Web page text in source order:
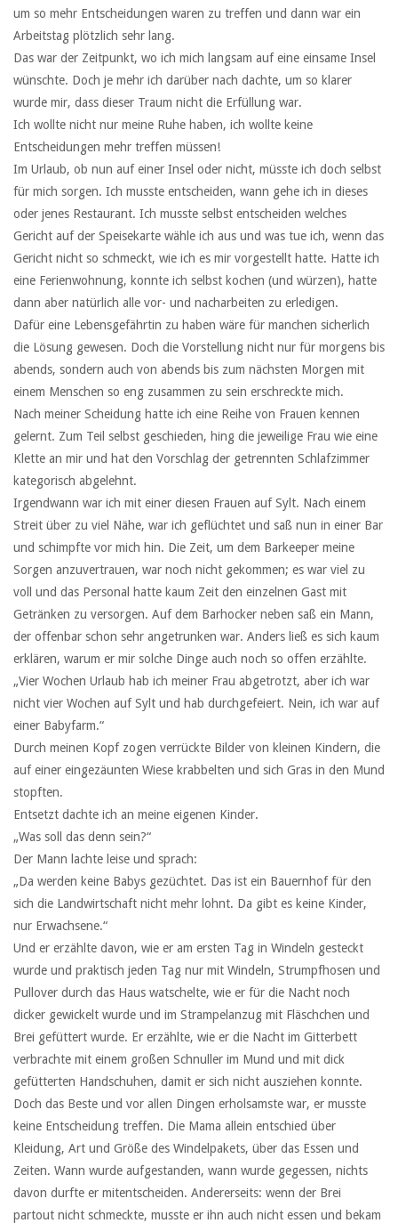
um so mehr Entscheidungen waren zu treffen und dann war ein
Arbeitstag plötzlich sehr lang.
Das war der Zeitpunkt, wo ich mich langsam auf eine einsame Insel
wünschte. Doch je mehr ich darüber nach dachte, um so klarer
wurde mir, dass dieser Traum nicht die Erfüllung war.
Ich wollte nicht nur meine Ruhe haben, ich wollte keine
Entscheidungen mehr treffen müssen!
Im Urlaub, ob nun auf einer Insel oder nicht, müsste ich doch selbst
für mich sorgen. Ich musste entscheiden, wann gehe ich in dieses
oder jenes Restaurant. Ich musste selbst entscheiden welches
Gericht auf der Speisekarte wähle ich aus und was tue ich, wenn das
Gericht nicht so schmeckt, wie ich es mir vorgestellt hatte. Hatte ich
eine Ferienwohnung, konnte ich selbst kochen (und würzen), hatte
dann aber natürlich alle vor- und nacharbeiten zu erledigen.
Dafür eine Lebensgefährtin zu haben wäre für manchen sicherlich
die Lösung gewesen. Doch die Vorstellung nicht nur für morgens bis
abends, sondern auch von abends bis zum nächsten Morgen mit
einem Menschen so eng zusammen zu sein erschreckte mich.
Nach meiner Scheidung hatte ich eine Reihe von Frauen kennen
gelernt. Zum Teil selbst geschieden, hing die jeweilige Frau wie eine
Klette an mir und hat den Vorschlag der getrennten Schlafzimmer
kategorisch abgelehnt.
Irgendwann war ich mit einer diesen Frauen auf Sylt. Nach einem
Streit über zu viel Nähe, war ich geflüchtet und saß nun in einer Bar
und schimpfte vor mich hin. Die Zeit, um dem Barkeeper meine
Sorgen anzuvertrauen, war noch nicht gekommen; es war viel zu
voll und das Personal hatte kaum Zeit den einzelnen Gast mit
Getränken zu versorgen. Auf dem Barhocker neben saß ein Mann,
der offenbar schon sehr angetrunken war. Anders ließ es sich kaum
erklären, warum er mir solche Dinge auch noch so offen erzählte.
„Vier Wochen Urlaub hab ich meiner Frau abgetrotzt, aber ich war
nicht vier Wochen auf Sylt und hab durchgefeiert. Nein, ich war auf
einer Babyfarm.“
Durch meinen Kopf zogen verrückte Bilder von kleinen Kindern, die
auf einer eingezäunten Wiese krabbelten und sich Gras in den Mund
stopften.
Entsetzt dachte ich an meine eigenen Kinder.
„Was soll das denn sein?“
Der Mann lachte leise und sprach:
„Da werden keine Babys gezüchtet. Das ist ein Bauernhof für den
sich die Landwirtschaft nicht mehr lohnt. Da gibt es keine Kinder,
nur Erwachsene.“
Und er erzählte davon, wie er am ersten Tag in Windeln gesteckt
wurde und praktisch jeden Tag nur mit Windeln, Strumpfhosen und
Pullover durch das Haus watschelte, wie er für die Nacht noch
dicker gewickelt wurde und im Strampelanzug mit Fläschchen und
Brei gefüttert wurde. Er erzählte, wie er die Nacht im Gitterbett
verbrachte mit einem großen Schnuller im Mund und mit dick
gefütterten Handschuhen, damit er sich nicht ausziehen konnte.
Doch das Beste und vor allen Dingen erholsamste war, er musste
keine Entscheidung treffen. Die Mama allein entschied über
Kleidung, Art und Größe des Windelpakets, über das Essen und
Zeiten. Wann wurde aufgestanden, wann wurde gegessen, nichts
davon durfte er mitentscheiden. Andererseits: wenn der Brei
partout nicht schmeckte, musste er ihn auch nicht essen und bekam